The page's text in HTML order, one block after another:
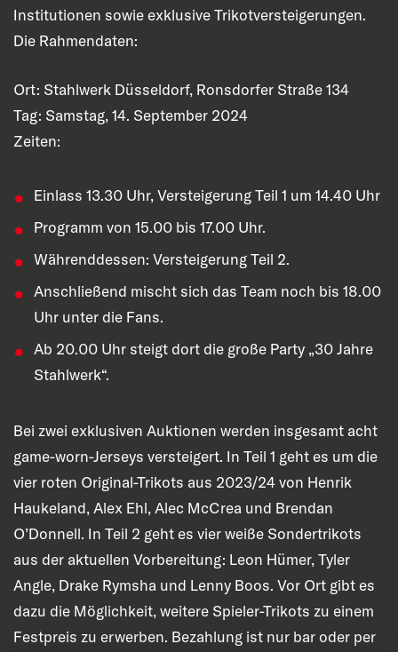
Institutionen sowie exklusive Trikotversteigerungen.
Die Rahmendaten:
Ort: Stahlwerk Düsseldorf, Ronsdorfer Straße 134
Tag: Samstag, 14. September 2024
Zeiten:
Einlass 13.30 Uhr, Versteigerung Teil 1 um 14.40 Uhr
Programm von 15.00 bis 17.00 Uhr.
Währenddessen: Versteigerung Teil 2.
Anschließend mischt sich das Team noch bis 18.00
Uhr unter die Fans.
Ab 20.00 Uhr steigt dort die große Party „30 Jahre
Stahlwerk“.
Bei zwei exklusiven Auktionen werden insgesamt acht
game-worn-Jerseys versteigert. In Teil 1 geht es um die
vier roten Original-Trikots aus 2023/24 von Henrik
Haukeland, Alex Ehl, Alec McCrea und Brendan
O’Donnell. In Teil 2 geht es vier weiße Sondertrikots
aus der aktuellen Vorbereitung: Leon Hümer, Tyler
Angle, Drake Rymsha und Lenny Boos. Vor Ort gibt es
dazu die Möglichkeit, weitere Spieler-Trikots zu einem
Festpreis zu erwerben. Bezahlung ist nur bar oder per